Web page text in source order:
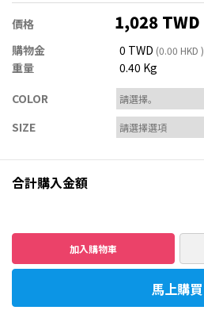
價格 1,028 TWD
購物金 0 TWD (0.00 HKD )
重量
0.40 Kg
COLOR
SIZE
合計購入金額
加入購物車
馬上購買